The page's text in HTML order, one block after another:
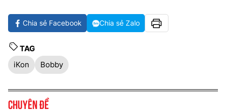
Chia sẻ Facebook Chia sẻ Zalo
TAG
iKon
Bobby
Chuyên đề